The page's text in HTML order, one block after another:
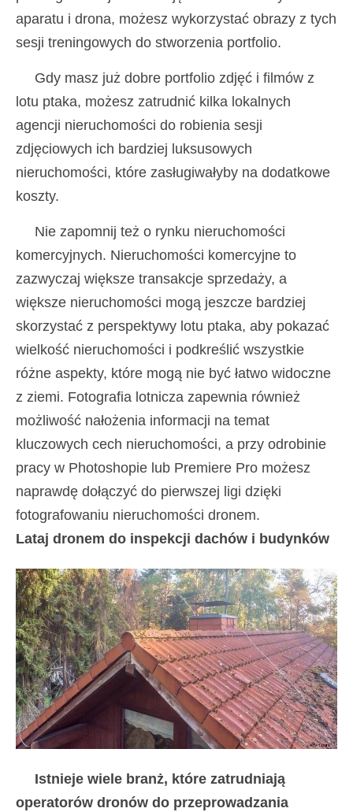
aparatu i drona, możesz wykorzystać obrazy z tych
sesji treningowych do stworzenia portfolio.
Gdy masz już dobre portfolio zdjęć i filmów z
lotu ptaka, możesz zatrudnić kilka lokalnych
agencji nieruchomości do robienia sesji
zdjęciowych ich bardziej luksusowych
nieruchomości, które zasługiwałyby na dodatkowe
koszty.
Nie zapomnij też o rynku nieruchomości
komercyjnych. Nieruchomości komercyjne to
zazwyczaj większe transakcje sprzedaży, a
większe nieruchomości mogą jeszcze bardziej
skorzystać z perspektywy lotu ptaka, aby pokazać
wielkość nieruchomości i podkreślić wszystkie
różne aspekty, które mogą nie być łatwo widoczne
z ziemi. Fotografia lotnicza zapewnia również
możliwość nałożenia informacji na temat
kluczowych cech nieruchomości, a przy odrobinie
pracy w Photoshopie lub Premiere Pro możesz
naprawdę dołączyć do pierwszej ligi dzięki
fotografowaniu nieruchomości dronem.
Lataj dronem do inspekcji dachów i budynków
Istnieje wiele branż, które zatrudniają
operatorów dronów do przeprowadzania